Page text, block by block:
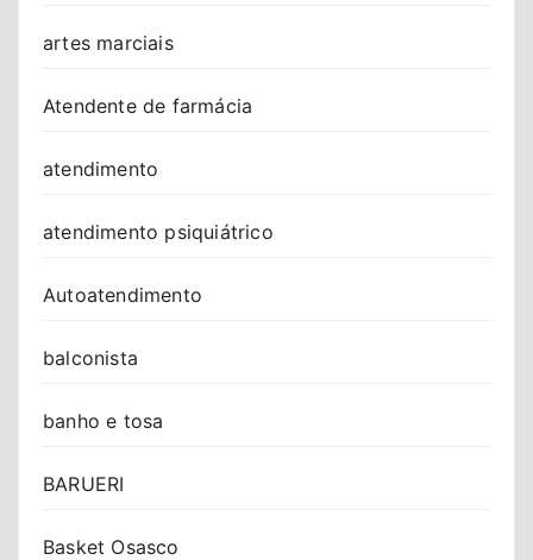
artes marciais
Atendente de farmácia
atendimento
atendimento psiquiátrico
Autoatendimento
balconista
banho e tosa
BARUERI
Basket Osasco